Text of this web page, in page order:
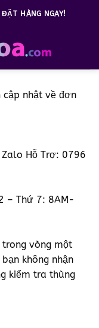
HÀNG NGAY!
cập nhật về đơn
Hỗ Trợ: 0796
– Thứ 7: 8AM-
vòng một
không nhận
kiểm tra thùng